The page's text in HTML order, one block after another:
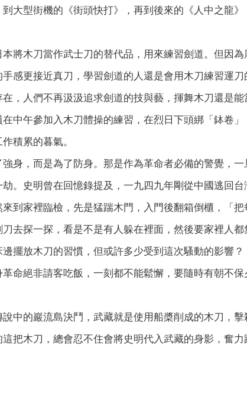
大型街機的《街頭快打》，再到後來的《人中之龍》
將木刀當作武士刀的替代品，用來練習劍道。但因為
感更接近真刀，學習劍道的人還是會用木刀練習運
，人們不再汲汲追求劍道的技與藝，揮舞木刀還是
中午參加入木刀體操的練習，在烈日下頭綁「鉢卷
積累的暮氣。
身，而是為了防身。那是作為革命者必備的警覺，
。史明曾在回憶錄提及，一九四九年剛從中國逃回台
到家裡臨檢，先是猛踹木門，入門後翻箱倒櫃，「把
去探一探，看是不是有人躲在裡面，然後要家裡人都
擺放木刀的習慣，但或許多少受到這次騷動的影響？
命絕非請客吃飯，一刻都不能鬆懈，要隨時有朝不保
中的巖流島決鬥，武藏就是使用船槳削成的木刀，擊
把木刀，總會忍不住會將史明代入武藏的身影，奮力